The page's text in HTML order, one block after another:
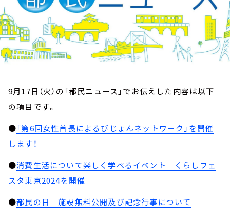
9月17日（火）の「都民ニュース」でお伝えした内容は以下
の項目です。
●「第6回女性首長によるびじょんネットワーク」を開催
します！
●消費生活について楽しく学べるイベント くらしフェ
スタ東京2024を開催
●都民の日 施設無料公開及び記念行事について